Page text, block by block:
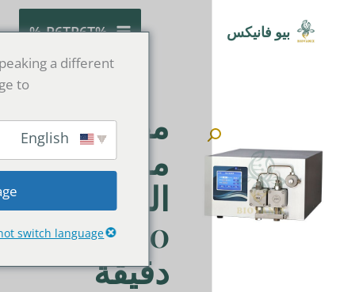
%P6TP6T %
مزدوجة
المكبس
you might be speaking a different
Do you want to change to:
English
Change Language
Close and do not switch language